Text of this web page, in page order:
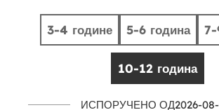
3-4 године 5-6 година 7-
10-12 година
ИСПОРУЧЕНО ОД2026-